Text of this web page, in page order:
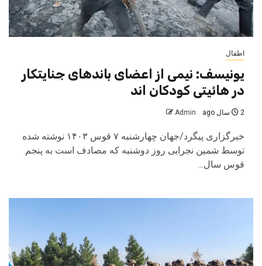
اطفال
یونیسف: نیمی از اعضای باندهای جنایتکار
در هائیتی کودکان اند
2 سال ago Admin
خبرگزاری پیگرد/جهان چهارشنبه ۷ قوس ۱۴۰۳ نوشته شده
توسط شمین نجرابی روز دوشنبه که مصادف است به پنجم
قوس سال...